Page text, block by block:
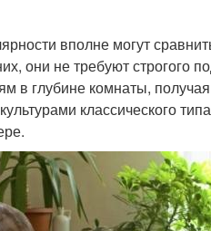
вполне могут
они не требуют строгого
в глубине комнаты,
классического